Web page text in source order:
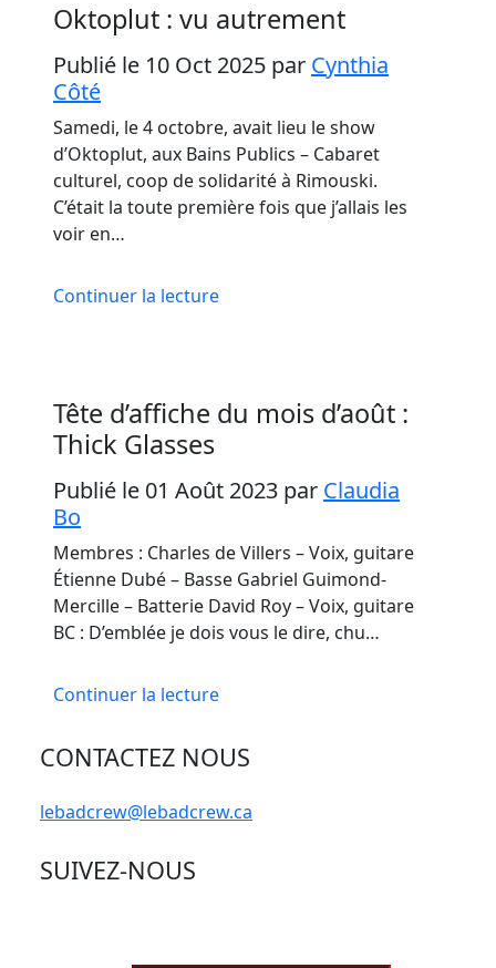
Oktoplut : vu autrement
Publié le 10 Oct 2025 par Cynthia
Côté
Samedi, le 4 octobre, avait lieu le show
d’Oktoplut, aux Bains Publics – Cabaret
culturel, coop de solidarité à Rimouski.
C’était la toute première fois que j’allais les
voir en…
Continuer la lecture
Tête d’affiche du mois d’août :
Thick Glasses
Publié le 01 Août 2023 par Claudia
Bo
Membres : Charles de Villers – Voix, guitare
Étienne Dubé – Basse Gabriel Guimond-
Mercille – Batterie David Roy – Voix, guitare
BC : D’emblée je dois vous le dire, chu…
Continuer la lecture
CONTACTEZ NOUS
lebadcrew@lebadcrew.ca
SUIVEZ-NOUS